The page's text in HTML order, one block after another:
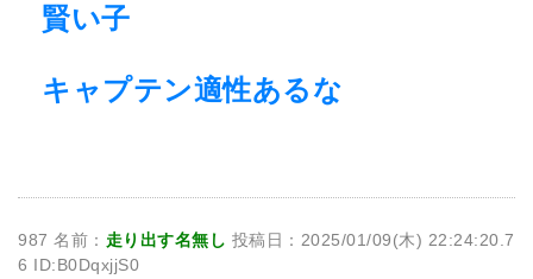
賢い子
キャプテン適性あるな
987 名前： 走り出す名無し 投稿日：2025/01/09(木) 22:24:20.7
6 ID:B0DqxjjS0